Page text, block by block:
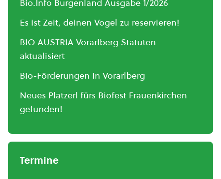
Bio.Info Burgenland Ausgabe 1/2026
Es ist Zeit, deinen Vogel zu reservieren!
BIO AUSTRIA Vorarlberg Statuten
aktualisiert
Bio-Förderungen in Vorarlberg
Neues Platzerl fürs Biofest Frauenkirchen
gefunden!
Termine